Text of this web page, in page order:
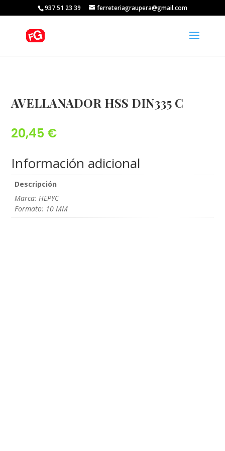
937 51 23 39 ferreteriagraupera@gmail.com
AVELLANADOR HSS DIN335 C
20,45 €
Información adicional
Descripción
Marca: HEPYC
Formato: 10 MM